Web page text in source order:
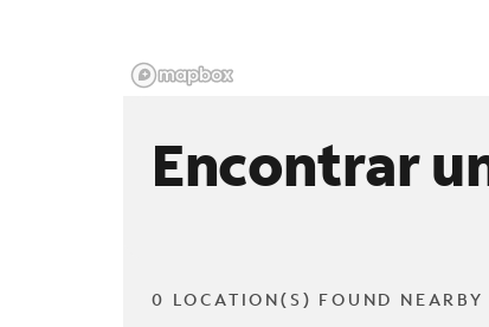
Encontrar
0 LOCATION(S) FOUND NEARBY